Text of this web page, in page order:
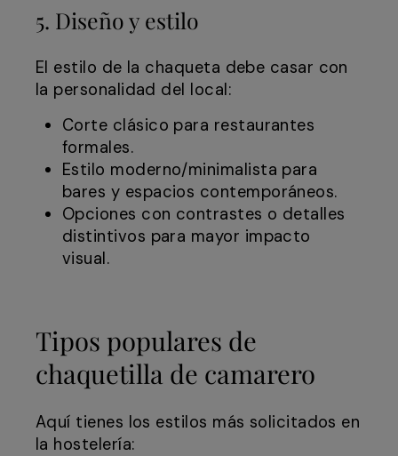
5. Diseño y estilo
El estilo de la chaqueta debe casar con
la personalidad del local:
Corte clásico para restaurantes
formales.
Estilo moderno/minimalista para
bares y espacios contemporáneos.
Opciones con contrastes o detalles
distintivos para mayor impacto
visual.
Tipos populares de
chaquetilla de camarero
Aquí tienes los estilos más solicitados en
la hostelería: